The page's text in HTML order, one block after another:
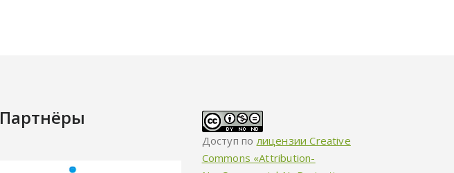
Партнёры
Доступ по лицензии Creative
Commons «Attribution-